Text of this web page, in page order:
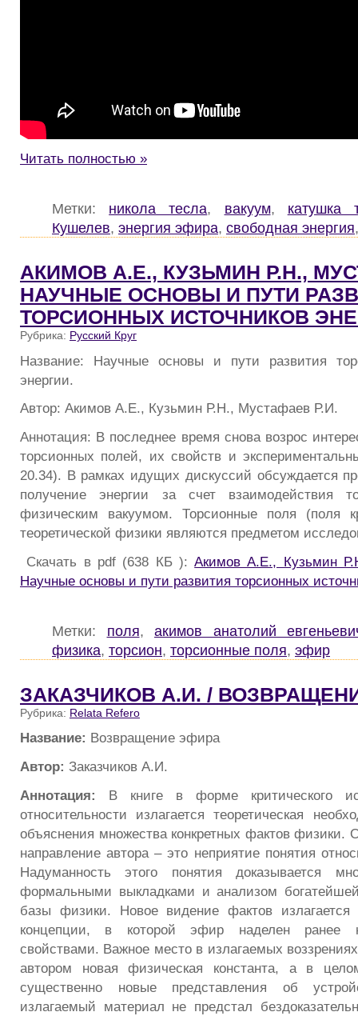
Читать полностью »
Метки: никола тесла, вакуум, катушка
Кушелев, энергия эфира, свободная энергия
АКИМОВ А.Е., КУЗЬМИН Р.Н.,
НАУЧНЫЕ ОСНОВЫ И ПУТИ
ТОРСИОННЫХ ИСТОЧНИКОВ
Рубрика: Русский Круг
Название: Научные основы и пути развития
энергии.
Автор: Акимов А.Е., Кузьмин Р.Н., Мустафаев Р.И.
Аннотация: В последнее время снова возрос
торсионных полей, их свойств и
20.34). В рамках идущих дискуссий обсуждается
получение энергии за счет взаимодействия
физическим вакуумом. Торсионные поля (поля
теоретической физики являются предметом
Скачать в pdf (638 КБ ):Акимов А.Е., Кузьмин
Научные основы и пути развития торсионных
Метки: поля, акимов анатолий
физика, торсион, торсионные поля, эфир
ЗАКАЗЧИКОВ А.И. /
Рубрика: Relata Refero
Название: Возвращение эфира
Автор: Заказчиков А.И.
Аннотация: В книге в форме критического
относительности излагается теоретическая
объяснения множества конкретных фактов физики.
направление автора – это неприятие понятия
Надуманность этого понятия доказывается
формальными выкладками и анализом
базы физики. Новое видение фактов
концепции, в которой эфир наделен ранее
свойствами. Важное место в излагаемых
автором новая физическая константа, а в
существенно новые представления об
излагаемый материал не предстал